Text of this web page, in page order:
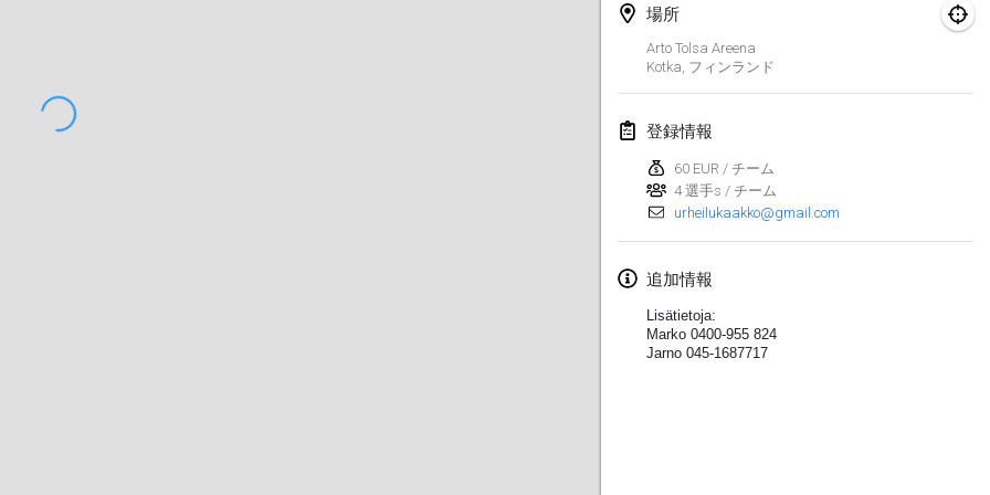
場所
Arto Tolsa Areena
Kotka フィンランド
登録情報
60 EUR / チーム
4 選手s / チーム
urheilukaakko@gmail.com
追加情報
Lisätietoja:
Marko 0400-955 824
Jarno 045-1687717
2018年2月3日|
2018年2月10日
Faschings-Mölkky
2018年2月11日|ドイツ
Rakovnické mölkkování